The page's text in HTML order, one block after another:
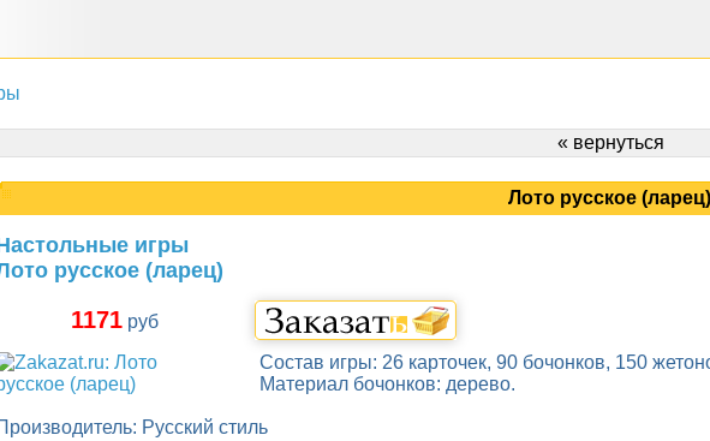
« вернуться
Лото русское (ларец)
игры
русское (ларец)
1171 руб
Состав игры: 26 карточек, 90 бочонков, 150
Материал бочонков: дерево.
Русский стиль